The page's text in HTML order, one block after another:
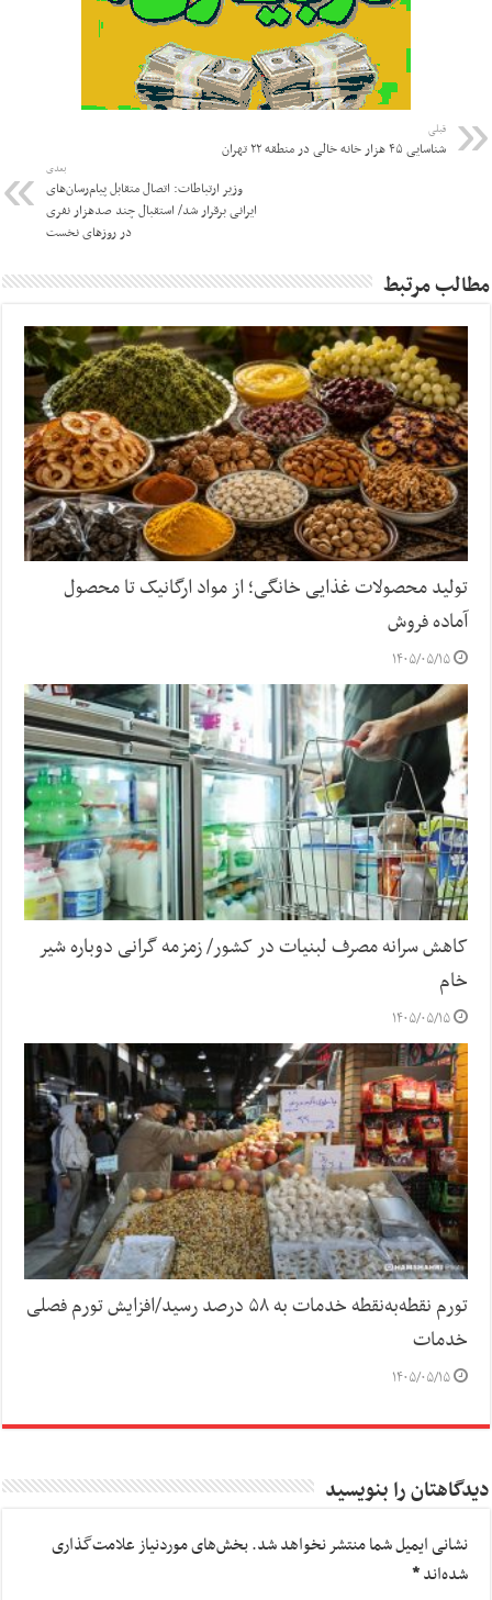
قبلی
شناسایی ۴۵ هزار خانه خالی در منطقه ۲۲ تهران
بعدی
وزیر ارتباطات: اتصال متقابل پیام‌رسان‌های
ایرانی برقرار شد/ استقبال چند صدهزار نفری
در روزهای نخست
مطالب مرتبط
تولید محصولات غذایی خانگی؛ از مواد ارگانیک تا محصول
آماده فروش
۱۴۰۵/۰۵/۱۵
کاهش سرانه مصرف لبنیات در کشور/ زمزمه گرانی دوباره شیر
خام
۱۴۰۵/۰۵/۱۵
تورم نقطه‌به‌نقطه خدمات به ۵۸ درصد رسید/افزایش تورم فصلی
خدمات
۱۴۰۵/۰۵/۱۵
دیدگاهتان را بنویسید
نشانی ایمیل شما منتشر نخواهد شد.بخش‌های موردنیاز علامت‌گذاری
شده‌اند*